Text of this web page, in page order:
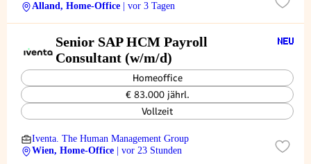
Alland, Home-Office
| vor 3 Tagen
Senior SAP HCM Payroll
Consultant (w/m/d)
Homeoffice
€ 83.000 jährl.
Vollzeit
Iventa. The Human Management Group
Wien, Home-Office
| vor 23 Stunden